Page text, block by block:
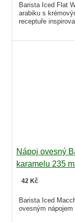
Barista Iced Flat
arabiku s
receptuře
Nápoj ovesný
karamelu 235
42 Kč
Barista Iced
ovesným nápojem